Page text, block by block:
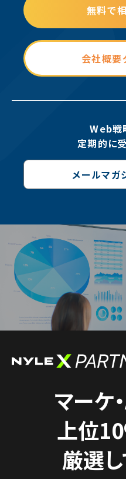
無料で
会社概要
Web戦
定期的に
メールマガ
マーケ
上位
厳選